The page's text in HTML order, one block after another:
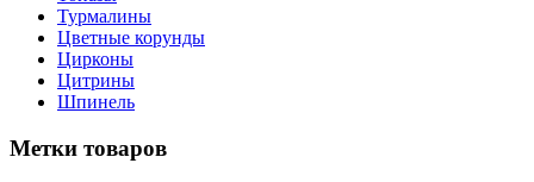
Турмалины
Цветные корунды
Цирконы
Цитрины
Шпинель
Метки товаров